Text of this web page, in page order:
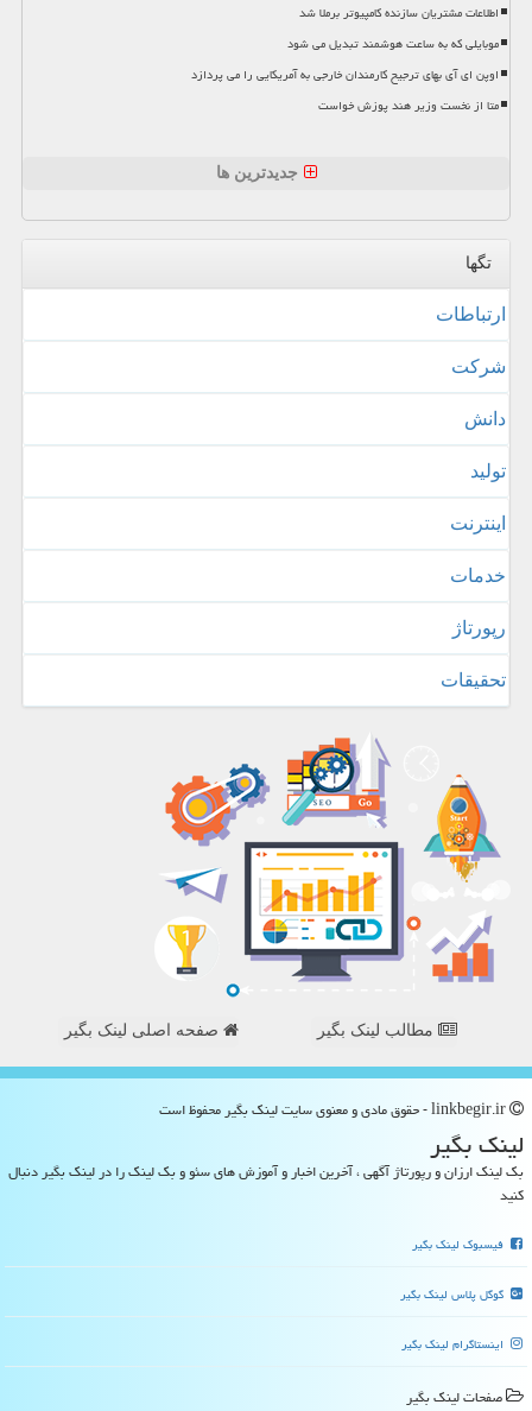
اطلاعات مشتریان سازنده کامپیوتر برملا شد
موبایلی که به ساعت هوشمند تبدیل می شود
اوپن ای آی بهای ترجیح کارمندان خارجی به آمریکایی را می پردازد
متا از نخست وزیر هند پوزش خواست
جدیدترین ها
تگها
ارتباطات
شركت
دانش
تولید
اینترنت
خدمات
رپورتاژ
تحقیقات
مطالب لینک بگیر صفحه اصلی لینک بگیر
لینك بگیر
بک لینک ارزان و رپورتاژ آگهی ، آخرین اخبار و آموزش های سئو و بک لینک را در لینک بگیر دنبال
کنید
فیسبوک لینک بگیر
گوگل پلاس لینک بگیر
اینستاگرام لینک بگیر
صفحات لینك بگیر